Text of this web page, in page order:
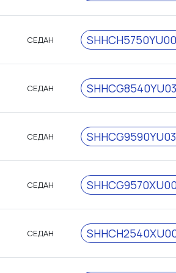
СЕДАН
СЕДАН
СЕДАН
СЕДАН
СЕДАН